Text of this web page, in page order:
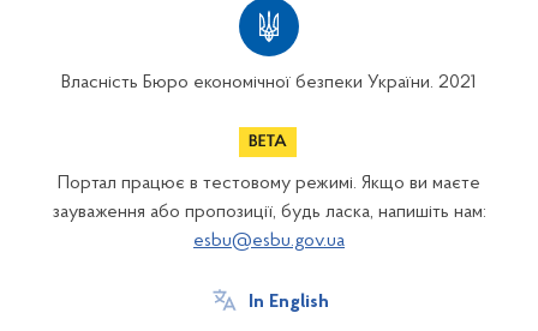
Власність Бюро економічної безпеки України. 2021
Портал працює в тестовому режимі. Якщо ви маєте
зауваження або пропозиції, будь ласка, напишіть нам:
esbu@esbu.gov.ua
In English